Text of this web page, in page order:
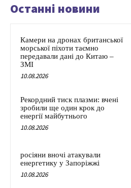
Останні новини
Камери на дронах британської
морської піхоти таємно
передавали дані до Китаю –
ЗМІ
10.08.2026
Рекордний тиск плазми: вчені
зробили ще один крок до
енергії майбутнього
10.08.2026
росіяни вночі атакували
енергетику у Запоріжжі
10.08.2026